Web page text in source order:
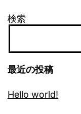
検索
最近の投稿
Hello world!